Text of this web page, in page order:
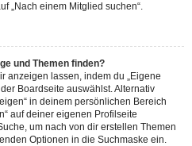
„Nach einem Mitglied suchen“.
und Themen finden?
anzeigen lassen, indem du „Eigene
Boardseite auswählst. Alternativ
in deinem persönlichen Bereich
auf deiner eigenen Profilseite
um nach von dir erstellen Themen
Optionen in die Suchmaske ein.